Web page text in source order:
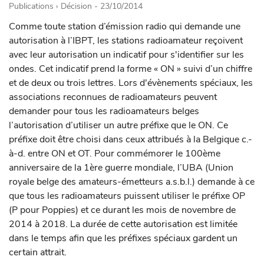
Publications › Décision - 23/10/2014
Comme toute station d’émission radio qui demande une
autorisation à l’IBPT, les stations radioamateur reçoivent
avec leur autorisation un indicatif pour s'identifier sur les
ondes. Cet indicatif prend la forme « ON » suivi d’un chiffre
et de deux ou trois lettres. Lors d'évènements spéciaux, les
associations reconnues de radioamateurs peuvent
demander pour tous les radioamateurs belges
l’autorisation d’utiliser un autre préfixe que le ON. Ce
préfixe doit être choisi dans ceux attribués à la Belgique c.-
à-d. entre ON et OT. Pour commémorer le 100ème
anniversaire de la 1ère guerre mondiale, l’UBA (Union
royale belge des amateurs-émetteurs a.s.b.l.) demande à ce
que tous les radioamateurs puissent utiliser le préfixe OP
(P pour Poppies) et ce durant les mois de novembre de
2014 à 2018. La durée de cette autorisation est limitée
dans le temps afin que les préfixes spéciaux gardent un
certain attrait.